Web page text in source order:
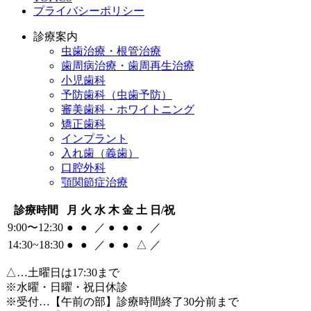
プライバシーポリシー
診療案内
虫歯治療・根管治療
歯周病治療・歯周再生治療
小児歯科
予防歯科（虫歯予防）
審美歯科・ホワイトニング
矯正歯科
インプラント
入れ歯（義歯）
口腔外科
顎関節症治療
診療時間 月 火 水 木 金 土 日/祝
9:00〜12:30 ● ● ／ ● ● ●
／
14:30~18:30 ● ● ／ ● ● △ ／
△…土曜日は17:30まで
※水曜・日曜・祝日休診
※受付…【午前の部】診療時間終了30分前まで